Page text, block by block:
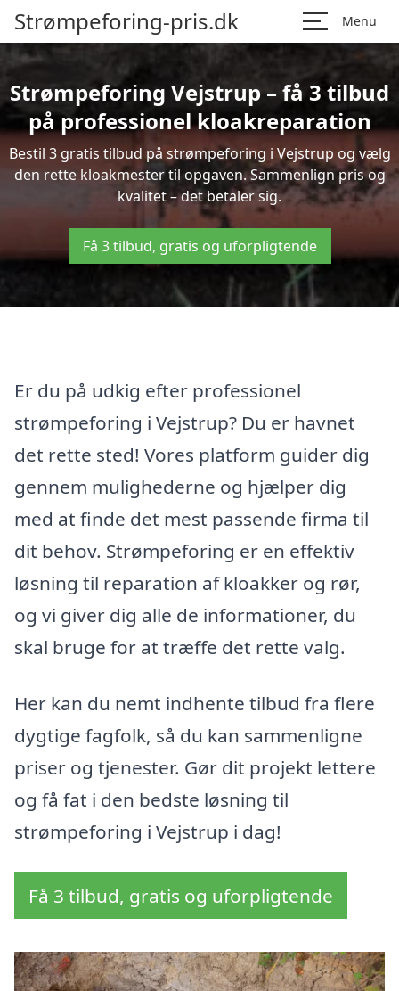
Strømpeforing-pris.dk Menu
Strømpeforing Vejstrup – få 3 tilbud
på professionel kloakreparation
Bestil 3 gratis tilbud på strømpeforing i Vejstrup og vælg
den rette kloakmester til opgaven. Sammenlign pris og
kvalitet – det betaler sig.
Få 3 tilbud, gratis og uforpligtende
Er du på udkig efter professionel
strømpeforing i Vejstrup? Du er havnet
det rette sted! Vores platform guider dig
gennem mulighederne og hjælper dig
med at finde det mest passende firma til
dit behov. Strømpeforing er en effektiv
løsning til reparation af kloakker og rør,
og vi giver dig alle de informationer, du
skal bruge for at træffe det rette valg.
Her kan du nemt indhente tilbud fra flere
dygtige fagfolk, så du kan sammenligne
priser og tjenester. Gør dit projekt lettere
og få fat i den bedste løsning til
strømpeforing i Vejstrup i dag!
Få 3 tilbud, gratis og uforpligtende